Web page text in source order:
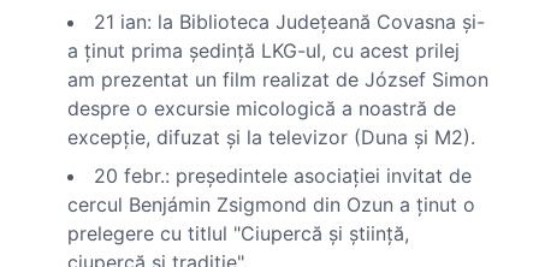
21 ian: la Biblioteca Judeţeană Covasna şi-
a ţinut prima şedinţă LKG-ul, cu acest prilej
am prezentat un film realizat de József Simon
despre o excursie micologică a noastră de
excepţie, difuzat şi la televizor (Duna şi M2).
20 febr.: preşedintele asociaţiei invitat de
cercul Benjámin Zsigmond din Ozun a ţinut o
prelegere cu titlul "Ciupercă şi ştiinţă,
ciupercă şi tradiţie".